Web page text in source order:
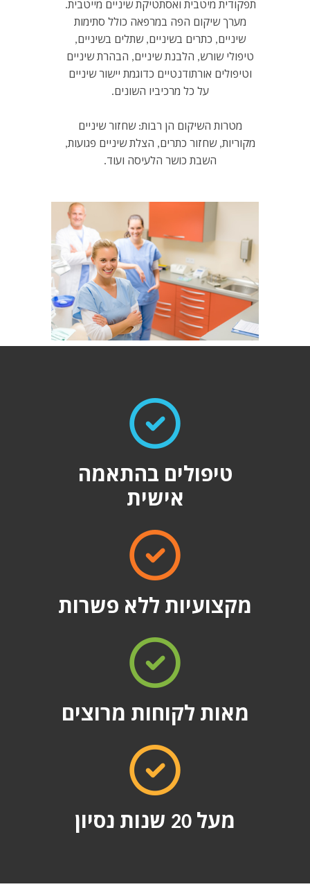
תפקודית מיטבית ואסתטיקת שיניים מייטבית.
מערך שיקום הפה במרפאה כולל סתימות
שיניים, כתרים בשיניים, שתלים בשיניים,
טיפולי שורש, הלבנת שיניים, הבהרת שיניים
וטיפולים אורתודנטיים כדוגמת יישור שיניים
על כל מרכיביו השונים.
מטרות השיקום הן רבות: שחזור שיניים
מקוריות, שחזור כתרים, הצלת שיניים פגועות,
השבת כושר הלעיסה ועוד.
טיפולים בהתאמה
אישית
מקצועיות ללא פשרות
מאות לקוחות מרוצים
מעל 20 שנות נסיון